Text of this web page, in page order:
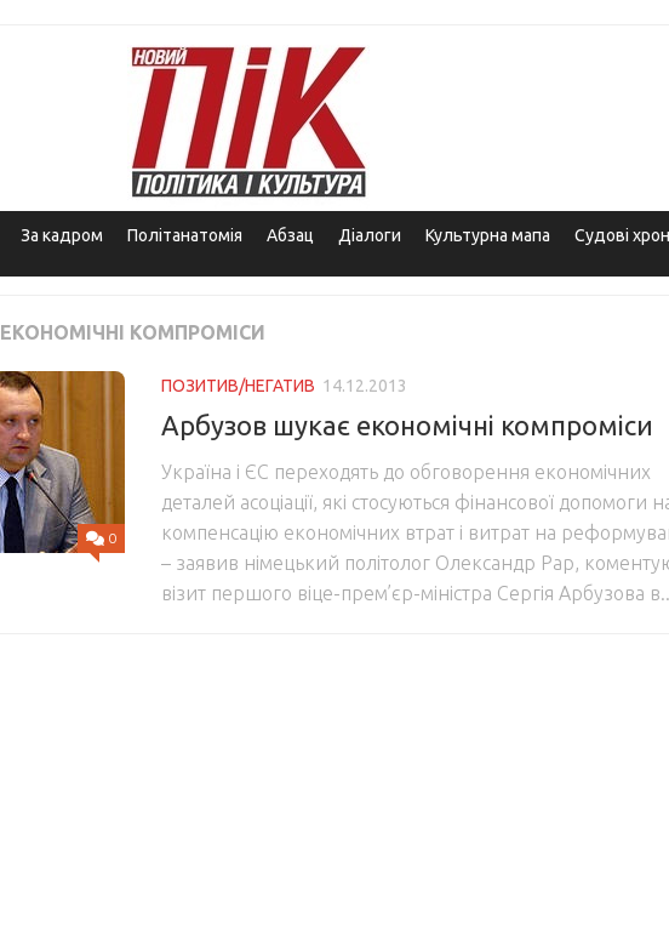
За кадром Політанатомія Абзац Діалоги Культурна мапа Судові
ЕКОНОМІЧНІ КОМПРОМІСИ
0
ПОЗИТИВ/НЕГАТИВ 14.12.2013
Арбузов шукає економічні компроміси
Україна і ЄС переходять до обговорення економічних
деталей асоціації, які стосуються фінансової допомоги
компенсацію економічних втрат і витрат на
– заявив німецький політолог Олександр Рар,
візит першого віце-прем’єр-міністра Сергія Арбузова